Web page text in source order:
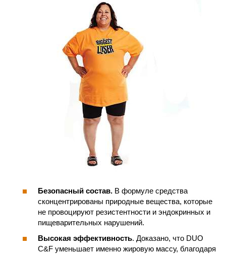
Безопасный состав. В формуле средства
сконцентрированы природные вещества, которые
не провоцируют резистентности и эндокринных и
пищеварительных нарушений.
Высокая эффективность. Доказано, что DUO
C&F уменьшает именно жировую массу, благодаря